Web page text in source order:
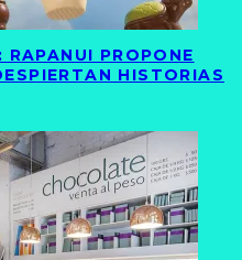
PROPONE
HISTORIAS